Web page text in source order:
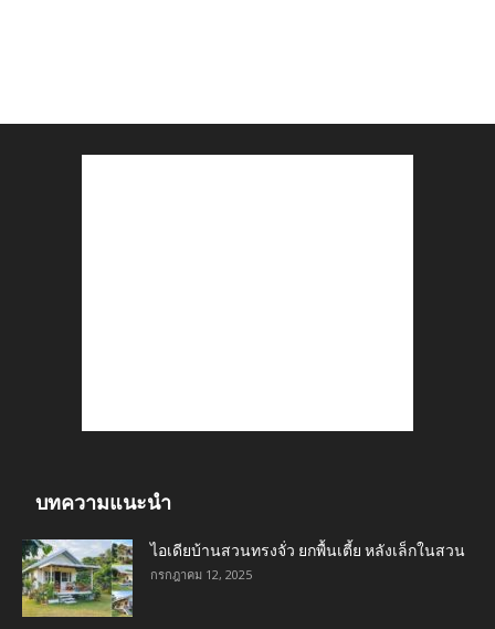
บทความแนะนำ
ไอเดียบ้านสวนทรงจั่ว ยกพื้นเตี้ย หลังเล็กในสวน
กรกฎาคม 12, 2025